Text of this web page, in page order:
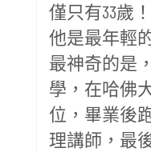
僅只有33歲！
他是最年輕
最神奇的是
學，在哈佛
位，畢業後
理講師，最